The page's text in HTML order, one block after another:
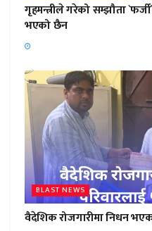
गृहमन्त्रीले गरेको सम्झौता
भएको छैन
BLAST NEWS
वैदेशिक रोजगारीमा निधन